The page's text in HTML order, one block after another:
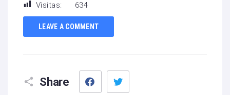
Visitas: 634
LEAVE A COMMENT
Share
Facebook